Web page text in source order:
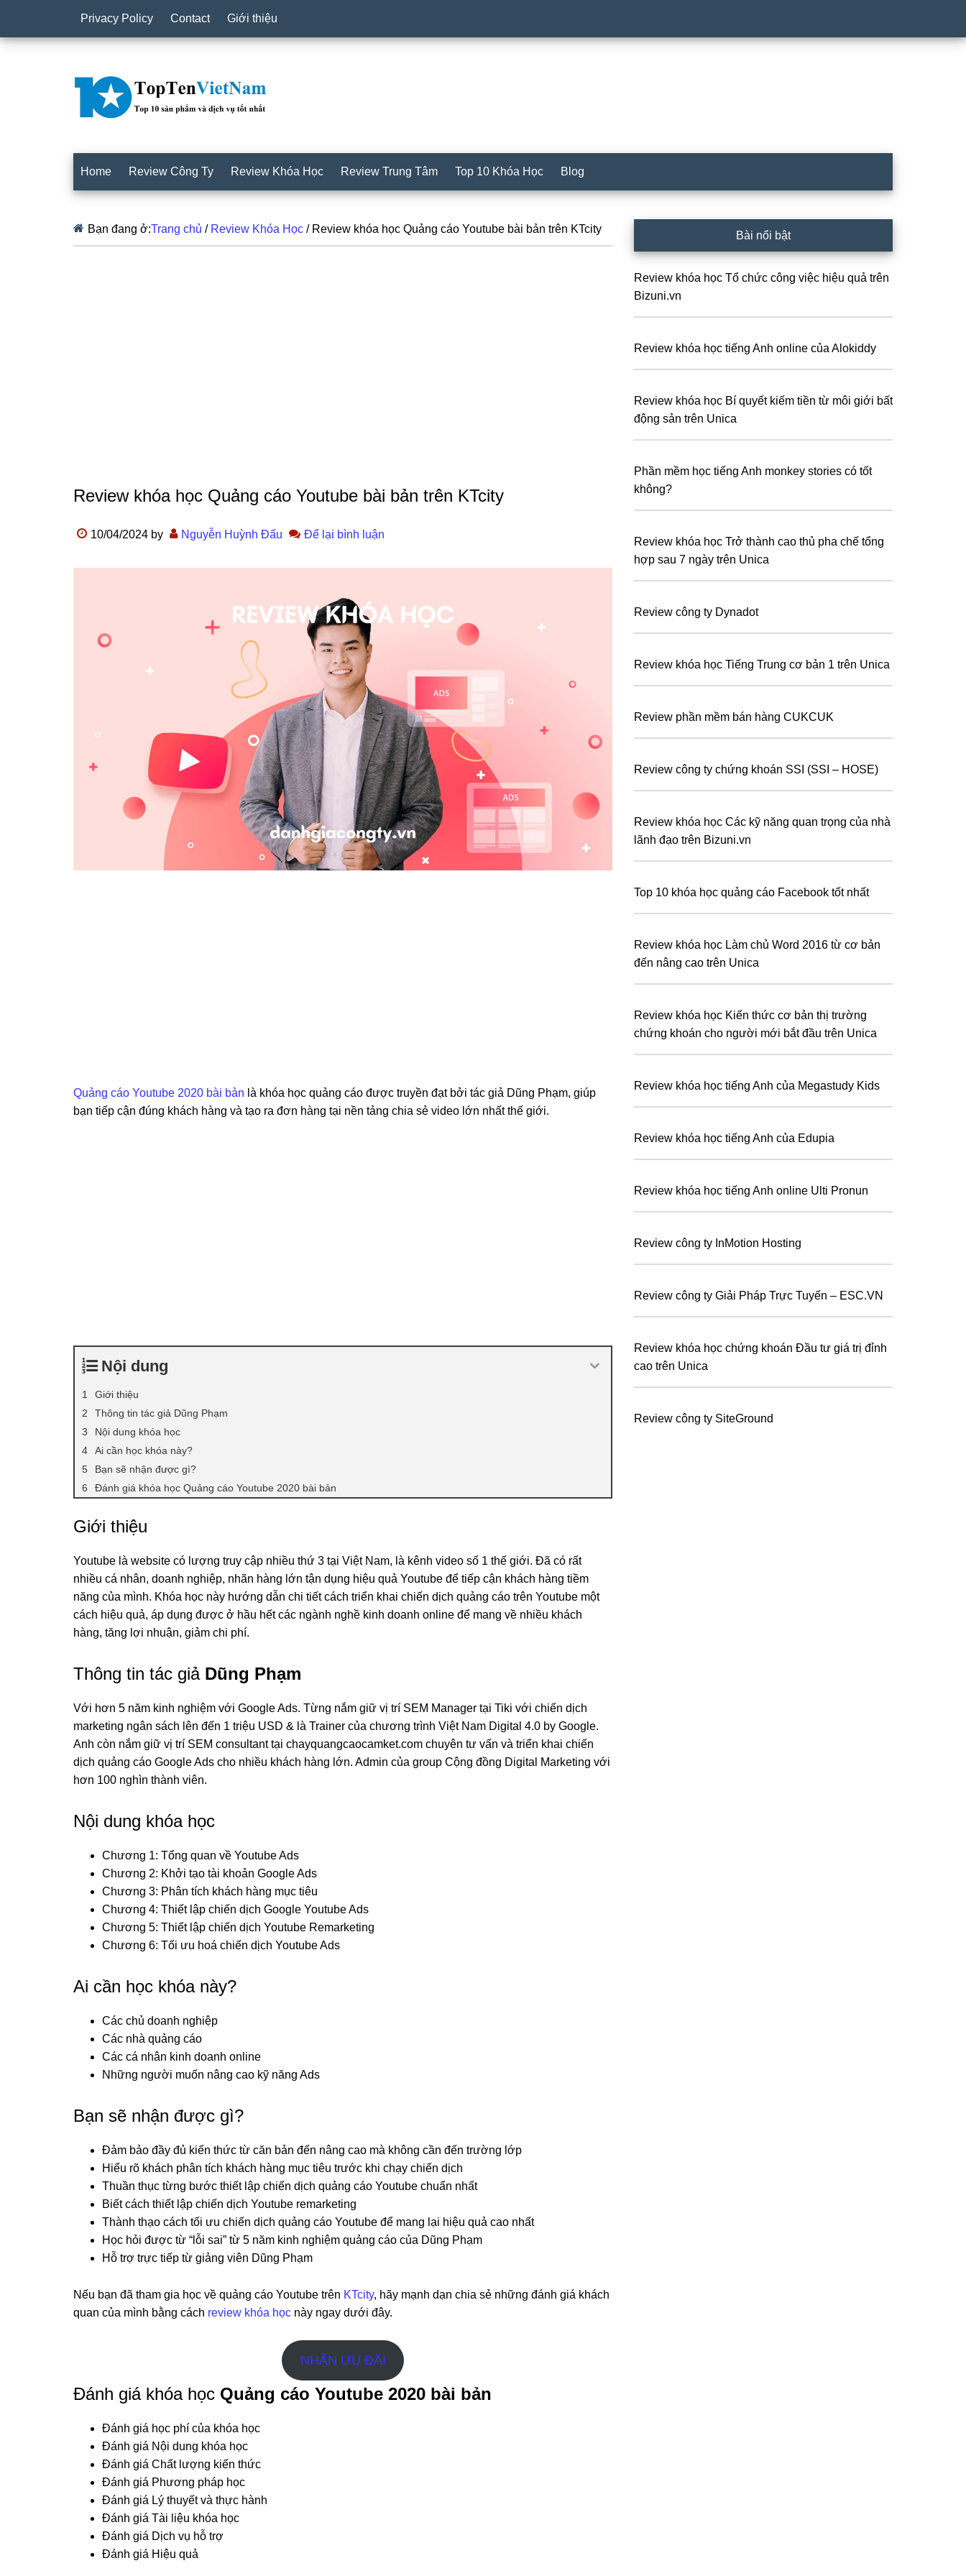
Privacy Policy Contact Giới thiệu
Home Review Công Ty Review Khóa Học Review Trung Tâm Top 10 Khóa Học Blog
Bạn đang ở:Trang chủ / Review Khóa Học /Review khóa học Quảng cáo Youtube bài bản trên KTcity
Review khóa học Quảng cáo Youtube bài bản trên KTcity
10/04/2024 by Nguyễn Huỳnh Đấu Để lại bình luận
Quảng cáo Youtube 2020 bài bản là khóa học quảng cáo được truyền đạt bởi tác giả Dũng Phạm, giúp
bạn tiếp cận đúng khách hàng và tạo ra đơn hàng tại nền tảng chia sẻ video lớn nhất thế giới.
Nội dung
Giới thiệu
Thông tin tác giả Dũng Phạm
Nội dung khóa học
Ai cần học khóa này?
Bạn sẽ nhận được gì?
Đánh giá khóa học Quảng cáo Youtube 2020 bài bản
Giới thiệu
Youtube là website có lượng truy cập nhiều thứ 3 tại Việt Nam, là kênh video số 1 thế giới. Đã có rất
nhiều cá nhân, doanh nghiệp, nhãn hàng lớn tận dụng hiệu quả Youtube để tiếp cận khách hàng tiềm
năng của mình. Khóa học này hướng dẫn chi tiết cách triển khai chiến dịch quảng cáo trên Youtube một
cách hiệu quả, áp dụng được ở hầu hết các ngành nghề kinh doanh online để mang về nhiều khách
hàng, tăng lợi nhuận, giảm chi phí.
Thông tin tác giả Dũng Phạm
Với hơn 5 năm kinh nghiệm với Google Ads. Từng nắm giữ vị trí SEM Manager tại Tiki với chiến dịch
marketing ngân sách lên đến 1 triệu USD & là Trainer của chương trình Việt Nam Digital 4.0 by Google.
Anh còn nắm giữ vị trí SEM consultant tại chayquangcaocamket.com chuyên tư vấn và triển khai chiến
dịch quảng cáo Google Ads cho nhiều khách hàng lớn. Admin của group Cộng đồng Digital Marketing với
hơn 100 nghìn thành viên.
Nội dung khóa học
Chương 1: Tổng quan về Youtube Ads
Chương 2: Khởi tạo tài khoản Google Ads
Chương 3: Phân tích khách hàng mục tiêu
Chương 4: Thiết lập chiến dịch Google Youtube Ads
Chương 5: Thiết lập chiến dịch Youtube Remarketing
Chương 6: Tối ưu hoá chiến dịch Youtube Ads
Ai cần học khóa này?
Các chủ doanh nghiệp
Các nhà quảng cáo
Các cá nhân kinh doanh online
Những người muốn nâng cao kỹ năng Ads
Bạn sẽ nhận được gì?
Đảm bảo đầy đủ kiến thức từ căn bản đến nâng cao mà không cần đến trường lớp
Hiểu rõ khách phân tích khách hàng mục tiêu trước khi chạy chiến dịch
Thuần thục từng bước thiết lập chiến dịch quảng cáo Youtube chuẩn nhất
Biết cách thiết lập chiến dịch Youtube remarketing
Thành thạo cách tối ưu chiến dịch quảng cáo Youtube để mang lại hiệu quả cao nhất
Học hỏi được từ “lỗi sai” từ 5 năm kinh nghiệm quảng cáo của Dũng Phạm
Hỗ trợ trực tiếp từ giảng viên Dũng Phạm
Nếu bạn đã tham gia học về quảng cáo Youtube trên KTcity, hãy mạnh dạn chia sẻ những đánh giá khách
quan của mình bằng cách review khóa học này ngay dưới đây.
NHẬN ƯU ĐÃI
Đánh giá khóa học Quảng cáo Youtube 2020 bài bản
Đánh giá học phí của khóa học
Đánh giá Nội dung khóa học
Đánh giá Chất lượng kiến thức
Đánh giá Phương pháp học
Đánh giá Lý thuyết và thực hành
Đánh giá Tài liệu khóa học
Đánh giá Dịch vụ hỗ trợ
Đánh giá Hiệu quả
chính
Bài nổi bật
Review khóa học Tổ chức công việc hiệu quả trên
Bizuni.vn
Review khóa học tiếng Anh online của Alokiddy
Review khóa học Bí quyết kiếm tiền từ môi giới bất
động sản trên Unica
Phần mềm học tiếng Anh monkey stories có tốt
không?
Review khóa học Trở thành cao thủ pha chế tổng
hợp sau 7 ngày trên Unica
Review công ty Dynadot
Review khóa học Tiếng Trung cơ bản 1 trên Unica
Review phần mềm bán hàng CUKCUK
Review công ty chứng khoán SSI (SSI – HOSE)
Review khóa học Các kỹ năng quan trọng của nhà
lãnh đạo trên Bizuni.vn
Top 10 khóa học quảng cáo Facebook tốt nhất
Review khóa học Làm chủ Word 2016 từ cơ bản
đến nâng cao trên Unica
Review khóa học Kiến thức cơ bản thị trường
chứng khoán cho người mới bắt đầu trên Unica
Review khóa học tiếng Anh của Megastudy Kids
Review khóa học tiếng Anh của Edupia
Review khóa học tiếng Anh online Ulti Pronun
Review công ty InMotion Hosting
Review công ty Giải Pháp Trực Tuyến – ESC.VN
Review khóa học chứng khoán Đầu tư giá trị đỉnh
cao trên Unica
Review công ty SiteGround